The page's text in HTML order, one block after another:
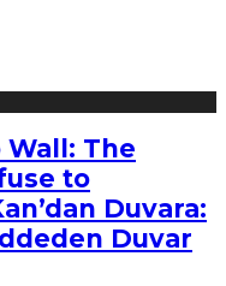
The
to
Duvara:
Duvar